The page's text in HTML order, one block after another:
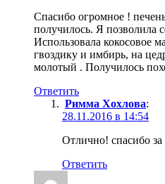
Спасибо огромное !
получилось. Я позволила
Использовала кокосовое
гвоздику и имбирь, на
молотый . Получилось
Ответить
Римма Хохлова:
28.11.2016 в 14:54
Отлично! спасибо
Ответить